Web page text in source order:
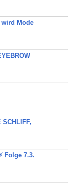
wird Mode
Folge 7.3.